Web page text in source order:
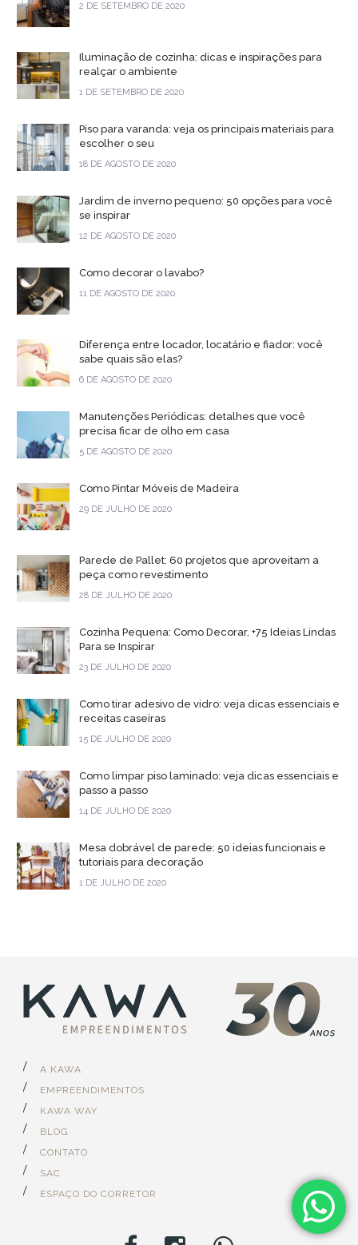
2 DE SETEMBRO DE 2020
Iluminação de cozinha: dicas e inspirações para
realçar o ambiente
1 DE SETEMBRO DE 2020
Piso para varanda: veja os principais materiais para
escolher o seu
18 DE AGOSTO DE 2020
Jardim de inverno pequeno: 50 opções para você
se inspirar
12 DE AGOSTO DE 2020
Como decorar o lavabo?
11 DE AGOSTO DE 2020
Diferença entre locador, locatário e fiador: você
sabe quais são elas?
6 DE AGOSTO DE 2020
Manutenções Periódicas: detalhes que você
precisa ficar de olho em casa
5 DE AGOSTO DE 2020
Como Pintar Móveis de Madeira
29 DE JULHO DE 2020
Parede de Pallet: 60 projetos que aproveitam a
peça como revestimento
28 DE JULHO DE 2020
Cozinha Pequena: Como Decorar, +75 Ideias Lindas
Para se Inspirar
23 DE JULHO DE 2020
Como tirar adesivo de vidro: veja dicas essenciais e
receitas caseiras
15 DE JULHO DE 2020
Como limpar piso laminado: veja dicas essenciais e
passo a passo
14 DE JULHO DE 2020
Mesa dobrável de parede: 50 ideias funcionais e
tutoriais para decoração
1 DE JULHO DE 2020
A KAWA
EMPREENDIMENTOS
KAWA WAY
BLOG
CONTATO
SAC
ESPAÇO DO CORRETOR